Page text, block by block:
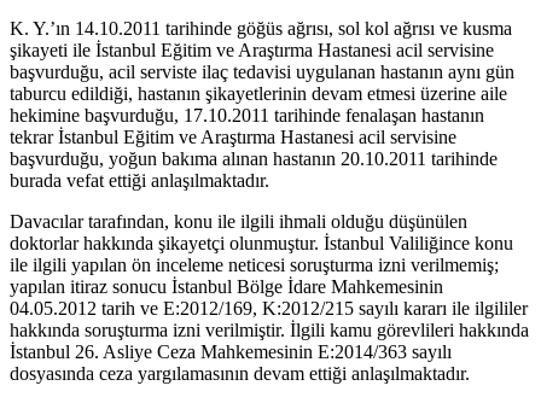
K. Y.’ın 14.10.2011 tarihinde göğüs ağrısı, sol kol ağrısı ve kusma
şikayeti ile İstanbul Eğitim ve Araştırma Hastanesi acil servisine
başvurduğu, acil serviste ilaç tedavisi uygulanan hastanın aynı gün
taburcu edildiği, hastanın şikayetlerinin devam etmesi üzerine aile
hekimine başvurduğu, 17.10.2011 tarihinde fenalaşan hastanın
tekrar İstanbul Eğitim ve Araştırma Hastanesi acil servisine
başvurduğu, yoğun bakıma alınan hastanın 20.10.2011 tarihinde
burada vefat ettiği anlaşılmaktadır.
Davacılar tarafından, konu ile ilgili ihmali olduğu düşünülen
doktorlar hakkında şikayetçi olunmuştur. İstanbul Valiliğince konu
ile ilgili yapılan ön inceleme neticesi soruşturma izni verilmemiş;
yapılan itiraz sonucu İstanbul Bölge İdare Mahkemesinin
04.05.2012 tarih ve E:2012/169, K:2012/215 sayılı kararı ile ilgililer
hakkında soruşturma izni verilmiştir. İlgili kamu görevlileri hakkında
İstanbul 26. Asliye Ceza Mahkemesinin E:2014/363 sayılı
dosyasında ceza yargılamasının devam ettiği anlaşılmaktadır.